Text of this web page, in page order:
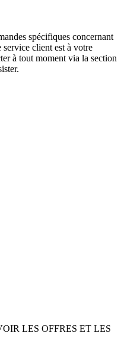
spécifiques concernant
client est à votre
à tout moment via la section
LES OFFRES ET LES